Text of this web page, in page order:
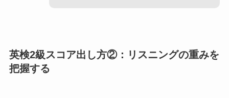
英検2級スコア出し方②：リスニングの重みを
把握する